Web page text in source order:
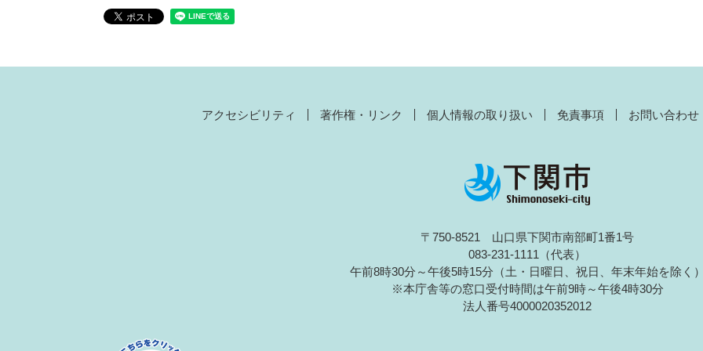
アクセシビリティ 著作権・リンク 個人情報の取り扱い 免責事項 お問い合わせ
〒750-8521 山口県下関市南部町1番1号
083-231-1111（代表）
午前8時30分～午後5時15分（土・日曜日、祝日、年末年始を除く）
※本庁舎等の窓口受付時間は午前9時～午後4時30分
法人番号4000020352012